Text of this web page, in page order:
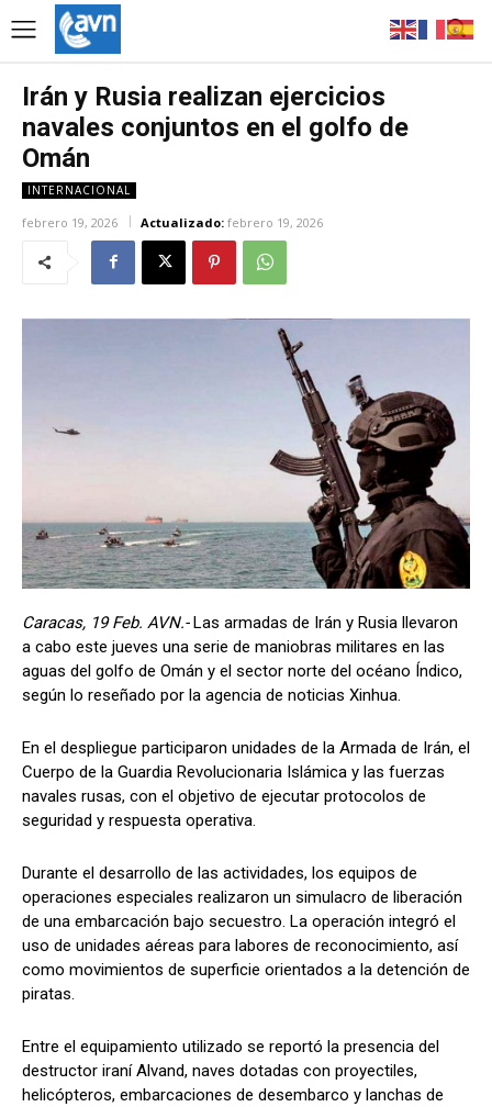
Irán y Rusia realizan ejercicios
navales conjuntos en el golfo de
Omán
INTERNACIONAL
febrero 19, 2026 Actualizado: febrero 19, 2026
Caracas, 19 Feb. AVN.-Las armadas de Irán y Rusia llevaron
a cabo este jueves una serie de maniobras militares en las
aguas del golfo de Omán y el sector norte del océano Índico,
según lo reseñado por la agencia de noticias Xinhua.
En el despliegue participaron unidades de la Armada de Irán, el
Cuerpo de la Guardia Revolucionaria Islámica y las fuerzas
navales rusas, con el objetivo de ejecutar protocolos de
seguridad y respuesta operativa.
Durante el desarrollo de las actividades, los equipos de
operaciones especiales realizaron un simulacro de liberación
de una embarcación bajo secuestro. La operación integró el
uso de unidades aéreas para labores de reconocimiento, así
como movimientos de superficie orientados a la detención de
piratas.
Entre el equipamiento utilizado se reportó la presencia del
destructor iraní Alvand, naves dotadas con proyectiles,
helicópteros, embarcaciones de desembarco y lanchas de